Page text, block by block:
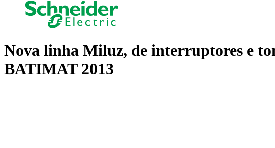
Nova linha Miluz, de interruptores e
BATIMAT 2013